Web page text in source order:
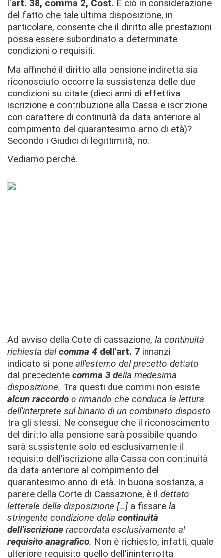
l'art. 38, comma 2, Cost. E ciò in considerazione
del fatto che tale ultima disposizione, in
particolare, consente che il diritto alle prestazioni
possa essere subordinato a determinate
condizioni o requisiti.
Ma affinché il diritto alla pensione indiretta sia
riconosciuto occorre la sussistenza delle due
condizioni su citate (dieci anni di effettiva
iscrizione e contribuzione alla Cassa e iscrizione
con carattere di continuità da data anteriore al
compimento del quarantesimo anno di età)?
Secondo i Giudici di legittimità, no.
Vediamo perché.
Ad avviso della Cote di cassazione, la continuità
richiesta dalcomma 4 dell'art. 7 innanzi
indicato si pone all'esterno del precetto dettato
dal precedente comma 3 della medesima
disposizione. Tra questi due commi non esiste
alcun raccordo o rimando che conduca la lettura
dell'interprete sul binario di un combinato disposto
tra gli stessi. Ne consegue che il riconoscimento
del diritto alla pensione sarà possibile quando
sarà sussistente solo ed esclusivamente il
requisito dell'iscrizione alla Cassa con continuità
da data anteriore al compimento del
quarantesimo anno di età. In buona sostanza, a
parere della Corte di Cassazione, è il dettato
letterale della disposizione […] a fissare la
stringente condizione della continuità
dell'iscrizione raccordata esclusivamente al
requisito anagrafico. Non è richiesto, infatti, quale
ulteriore requisito quello dell'ininterrotta